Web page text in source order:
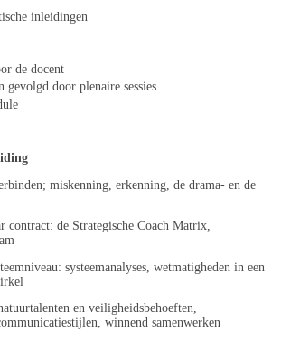
inleidingen
de docent
gevolgd door plenaire sessies
miskenning, erkenning, de drama- en de
contract: de Strategische Coach Matrix,
systeemanalyses, wetmatigheden in een
en veiligheidsbehoeften,
winnend samenwerken